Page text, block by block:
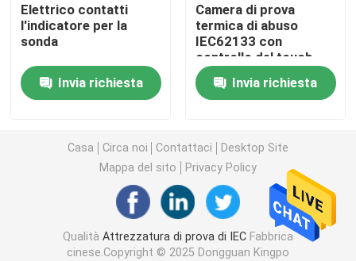
apparecchiatura di collaudo leggera principale
Sonda del dito della prova
camere di prova ambientali
Apparecchiatura di collaudo della batteria di EV
Calibri di prova
Elettrico contatti
l'indicatore per la
sonda
Invia richiesta
Camera di prova
termica di abuso
IEC62133 con
controllo del touch
screen dello SpA
Invia richiesta
Casa Circa noi Contattaci
Desktop Site
Mappa del sito
Privacy Policy
Qualità Attrezzatura di prova di IECFabbrica
cinese.Copyright © 2025 Dongguan Kingpo